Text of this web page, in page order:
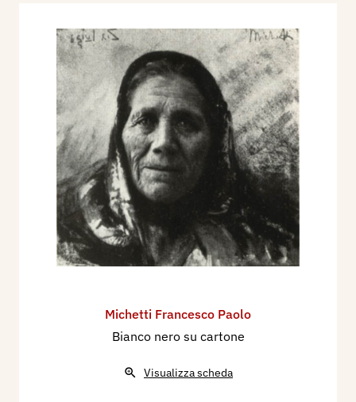
Michetti Francesco Paolo
Bianco nero su cartone
Visualizza scheda